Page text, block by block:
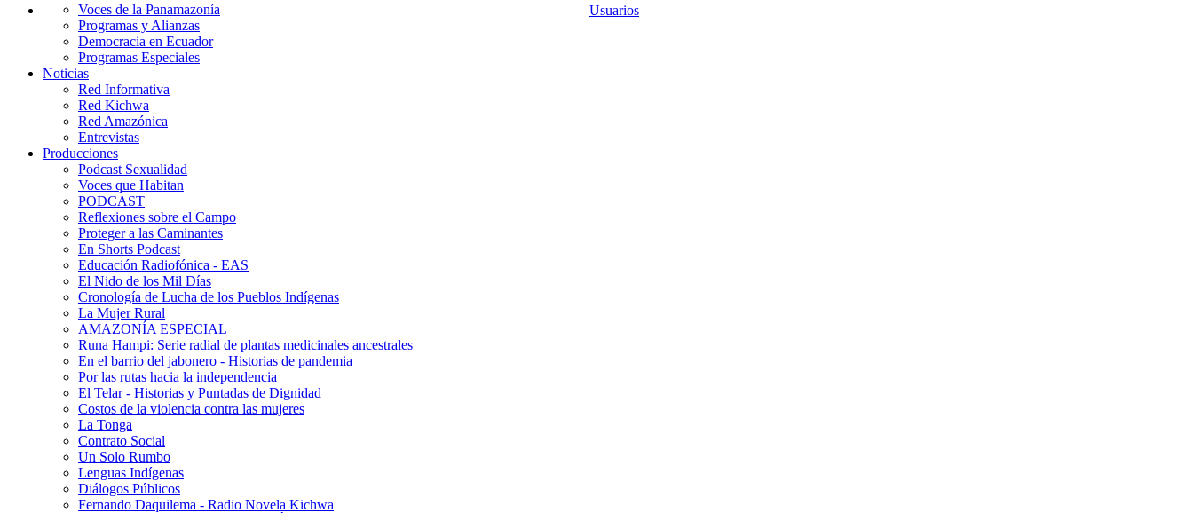
Usuarios
Voces de la Panamazonía
Programas y Alianzas
Democracia en Ecuador
Programas Especiales
Noticias
Red Informativa
Red Kichwa
Red Amazónica
Entrevistas
Producciones
Podcast Sexualidad
Voces que Habitan
PODCAST
Reflexiones sobre el Campo
Proteger a las Caminantes
En Shorts Podcast
Educación Radiofónica - EAS
El Nido de los Mil Días
Cronología de Lucha de los Pueblos Indígenas
La Mujer Rural
AMAZONÍA ESPECIAL
Runa Hampi: Serie radial de plantas medicinales ancestrales
En el barrio del jabonero - Historias de pandemia
Por las rutas hacia la independencia
El Telar - Historias y Puntadas de Dignidad
Costos de la violencia contra las mujeres
La Tonga
Contrato Social
Un Solo Rumbo
Lenguas Indígenas
Diálogos Públicos
Fernando Daquilema - Radio Novela Kichwa